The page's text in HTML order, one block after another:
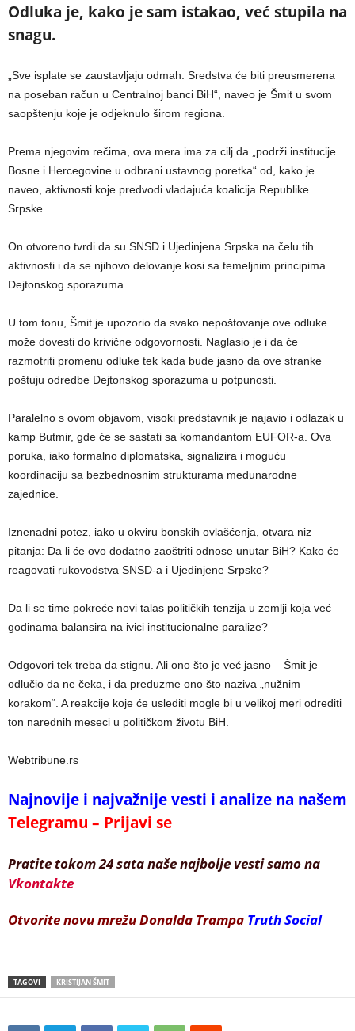
Odluka je, kako je sam istakao, već stupila na
snagu.
„Sve isplate se zaustavljaju odmah. Sredstva će biti preusmerena
na poseban račun u Centralnoj banci BiH“, naveo je Šmit u svom
saopštenju koje je odjeknulo širom regiona.
Prema njegovim rečima, ova mera ima za cilj da „podrži institucije
Bosne i Hercegovine u odbrani ustavnog poretka“ od, kako je
naveo, aktivnosti koje predvodi vladajuća koalicija Republike
Srpske.
On otvoreno tvrdi da su SNSD i Ujedinjena Srpska na čelu tih
aktivnosti i da se njihovo delovanje kosi sa temeljnim principima
Dejtonskog sporazuma.
U tom tonu, Šmit je upozorio da svako nepoštovanje ove odluke
može dovesti do krivične odgovornosti. Naglasio je i da će
razmotriti promenu odluke tek kada bude jasno da ove stranke
poštuju odredbe Dejtonskog sporazuma u potpunosti.
Paralelno s ovom objavom, visoki predstavnik je najavio i odlazak u
kamp Butmir, gde će se sastati sa komandantom EUFOR-a. Ova
poruka, iako formalno diplomatska, signalizira i moguću
koordinaciju sa bezbednosnim strukturama međunarodne
zajednice.
Iznenadni potez, iako u okviru bonskih ovlašćenja, otvara niz
pitanja: Da li će ovo dodatno zaoštriti odnose unutar BiH? Kako će
reagovati rukovodstva SNSD-a i Ujedinjene Srpske?
Da li se time pokreće novi talas političkih tenzija u zemlji koja već
godinama balansira na ivici institucionalne paralize?
Odgovori tek treba da stignu. Ali ono što je već jasno – Šmit je
odlučio da ne čeka, i da preduzme ono što naziva „nužnim
korakom“. A reakcije koje će uslediti mogle bi u velikoj meri odrediti
ton narednih meseci u političkom životu BiH.
Webtribune.rs
Najnovije i najvažnije vesti i analize na našem
Telegramu – Prijavi se
Pratite tokom 24 sata naše najbolje vesti samo na
Vkontakte
Otvorite novu mrežu Donalda Trampa Truth Social
TAGOVI KRISTIJAN ŠMIT